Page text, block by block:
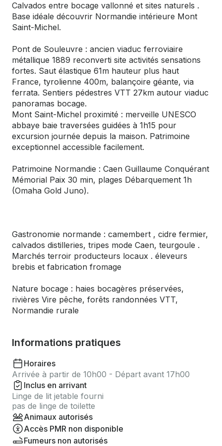
Calvados entre bocage vallonné et sites naturels .
Base idéale découvrir Normandie intérieure Mont
Saint-Michel.
Pont de Souleuvre : ancien viaduc ferroviaire
métallique 1889 reconverti site activités sensations
fortes. Saut élastique 61m hauteur plus haut
France, tyrolienne 400m, balançoire géante, via
ferrata. Sentiers pédestres VTT 27km autour viaduc
panoramas bocage.
Mont Saint-Michel proximité : merveille UNESCO
abbaye baie traversées guidées à 1h15 pour
excursion journée depuis la maison. Patrimoine
exceptionnel accessible facilement.
Patrimoine Normandie : Caen Guillaume Conquérant
Mémorial Paix 30 min, plages Débarquement 1h
(Omaha Gold Juno).
Gastronomie normande : camembert , cidre fermier,
calvados distilleries, tripes mode Caen, teurgoule .
Marchés terroir producteurs locaux . éleveurs
brebis et fabrication fromage
Nature bocage : haies bocagères préservées,
rivières Vire pêche, forêts randonnées VTT,
Normandie rurale
Informations pratiques
Horaires
Arrivée à partir de 10h00 - Départ avant 17h00
Inclus en arrivant
Linge de lit jetable fourni
pas de linge de toilette
Animaux autorisés
Accès PMR non disponible
Fumeurs non autorisés